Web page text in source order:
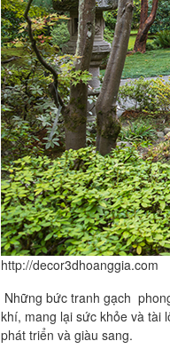
http://decor3dhoanggia.com
Những bức tranh gạch
khí, mang lại sức khỏe và tài
phát triển và giàu sang.